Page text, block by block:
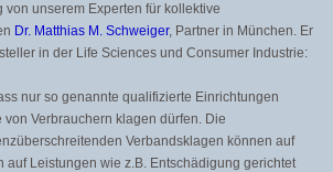
von unserem Experten für kollektive
Dr. Matthias M. Schweiger, Partner in München. Er
in der Life Sciences und Consumer Industrie:
nur so genannte qualifizierte Einrichtungen
Verbrauchern klagen dürfen. Die
Verbandsklagen können auf
auf Leistungen wie z.B. Entschädigung gerichtet